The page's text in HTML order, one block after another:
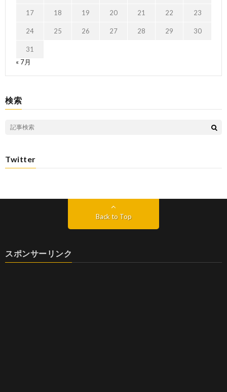
17 18 19 20 21 22 23
24 25 26 27 28 29 30
31
« 7月
検索
Twitter
Back to Top
スポンサーリンク